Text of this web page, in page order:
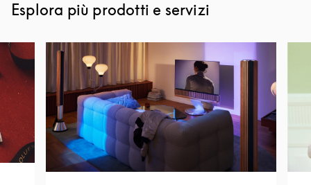
Esplora più prodotti e servizi